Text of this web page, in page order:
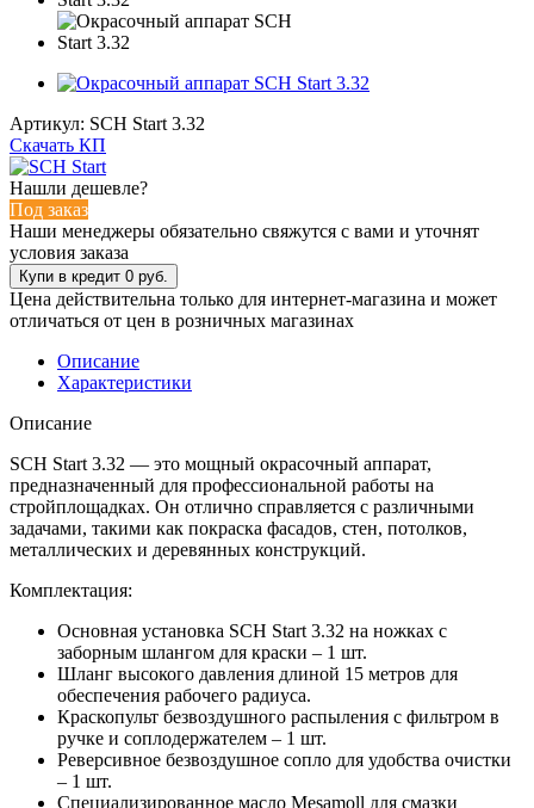
Артикул: SCH Start 3.32
Скачать КП
Нашли дешевле?
Под заказ
Наши менеджеры обязательно свяжутся с вами и уточнят
условия заказа
Цена действительна только для интернет-магазина и может
отличаться от цен в розничных магазинах
Описание
Характеристики
Описание
SCH Start 3.32 — это мощный окрасочный аппарат,
предназначенный для профессиональной работы на
стройплощадках. Он отлично справляется с различными
задачами, такими как покраска фасадов, стен, потолков,
металлических и деревянных конструкций.
Комплектация:
Основная установка SCH Start 3.32 на ножках с
заборным шлангом для краски – 1 шт.
Шланг высокого давления длиной 15 метров для
обеспечения рабочего радиуса.
Краскопульт безвоздушного распыления с фильтром в
ручке и соплодержателем – 1 шт.
Реверсивное безвоздушное сопло для удобства очистки
– 1 шт.
Специализированное масло Mesamoll для смазки